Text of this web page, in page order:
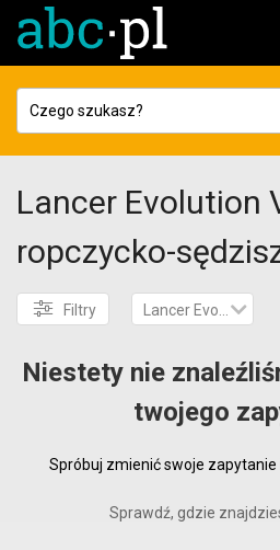
Lancer Evolution
ropczycko-
Filtry Lancer Evolution VII
Niestety nie
twojego
Spróbuj zmienić swoje zapytanie
Sprawdź, gdzie